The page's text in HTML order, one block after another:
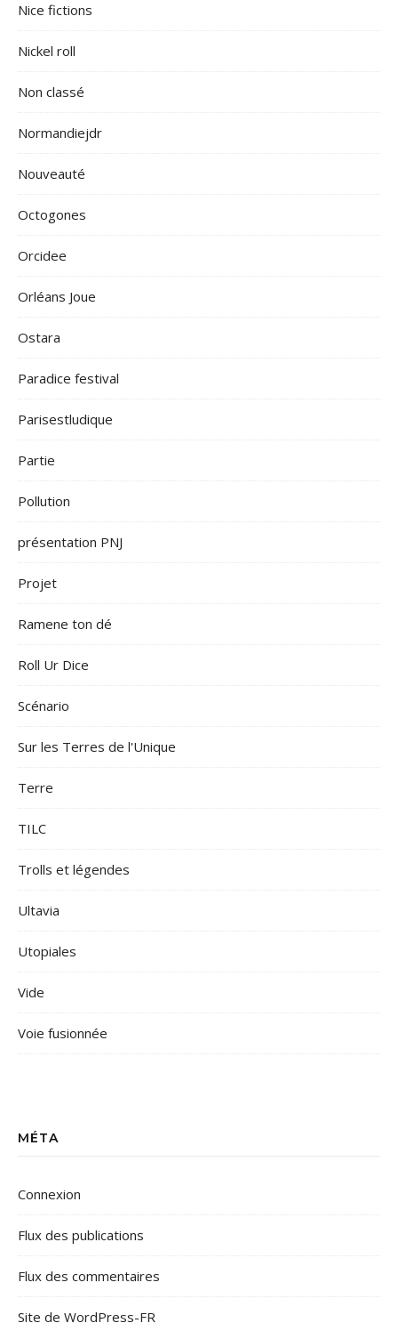
Nice fictions
Nickel roll
Non classé
Normandiejdr
Nouveauté
Octogones
Orcidee
Orléans Joue
Ostara
Paradice festival
Parisestludique
Partie
Pollution
présentation PNJ
Projet
Ramene ton dé
Roll Ur Dice
Scénario
Sur les Terres de l'Unique
Terre
TILC
Trolls et légendes
Ultavia
Utopiales
Vide
Voie fusionnée
MÉTA
Connexion
Flux des publications
Flux des commentaires
Site de WordPress-FR